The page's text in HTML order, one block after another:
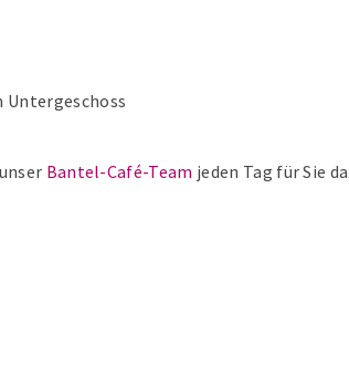
Bantel-Café-Team jeden Tag für Sie